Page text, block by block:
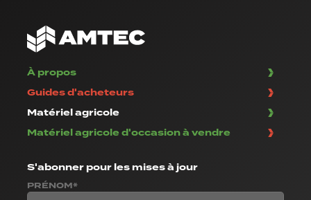
À propos
Guides d'acheteurs
Matériel agricole
Matériel agricole d'occasion à vendre
S'abonnerpour les mises à jour
PRÉNOM*